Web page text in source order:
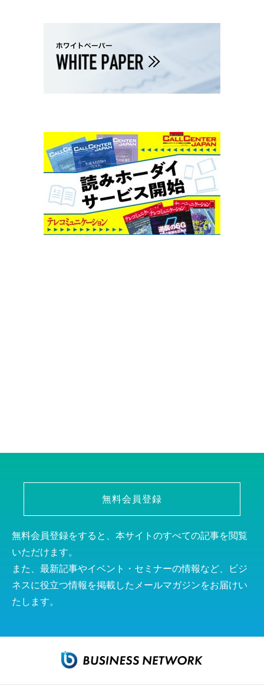
無料会員登録
無料会員登録をすると、本サイトのすべての記事を閲覧
いただけます。
また、最新記事やイベント・セミナーの情報など、ビジ
ネスに役立つ情報を掲載したメールマガジンをお届けい
たします。